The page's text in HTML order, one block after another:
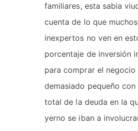
familiares, esta sabia
cuenta de lo que
inexpertos no ven en
porcentaje de inversión
para comprar el negocio
demasiado pequeño
total de la deuda en la
yerno se iban a